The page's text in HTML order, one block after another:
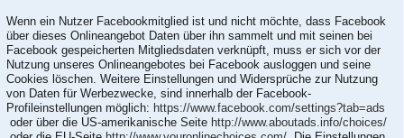
Wenn ein Nutzer Facebookmitglied ist und nicht möchte, dass Facebook
über dieses Onlineangebot Daten über ihn sammelt und mit seinen bei
Facebook gespeicherten Mitgliedsdaten verknüpft, muss er sich vor der
Nutzung unseres Onlineangebotes bei Facebook ausloggen und seine
Cookies löschen. Weitere Einstellungen und Widersprüche zur Nutzung
von Daten für Werbezwecke, sind innerhalb der Facebook-
Profileinstellungen möglich: https://www.facebook.com/settings?tab=ads
oder über die US-amerikanische Seite http://www.aboutads.info/choices/